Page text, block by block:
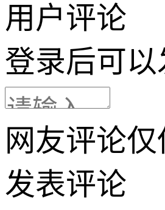
用户评论
登录后可以
网友评论
发表评论